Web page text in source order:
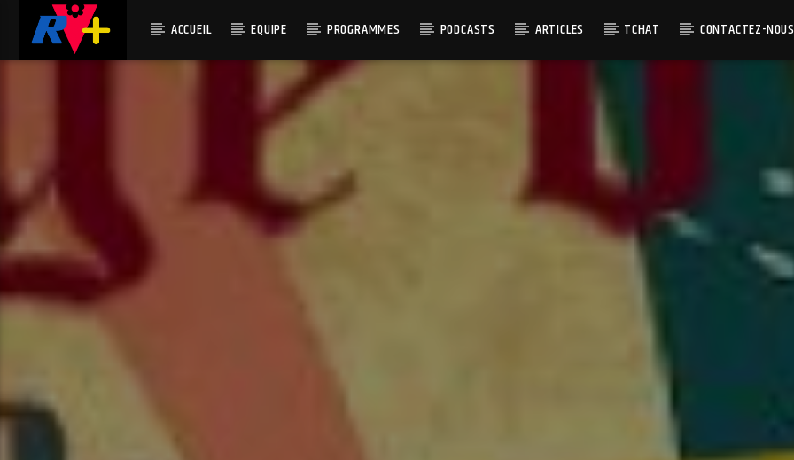
ACCUEIL EQUIPE PROGRAMMES PODCASTS ARTICLES TCHAT CONTACTEZ-NOUS
EN CE MOMENT